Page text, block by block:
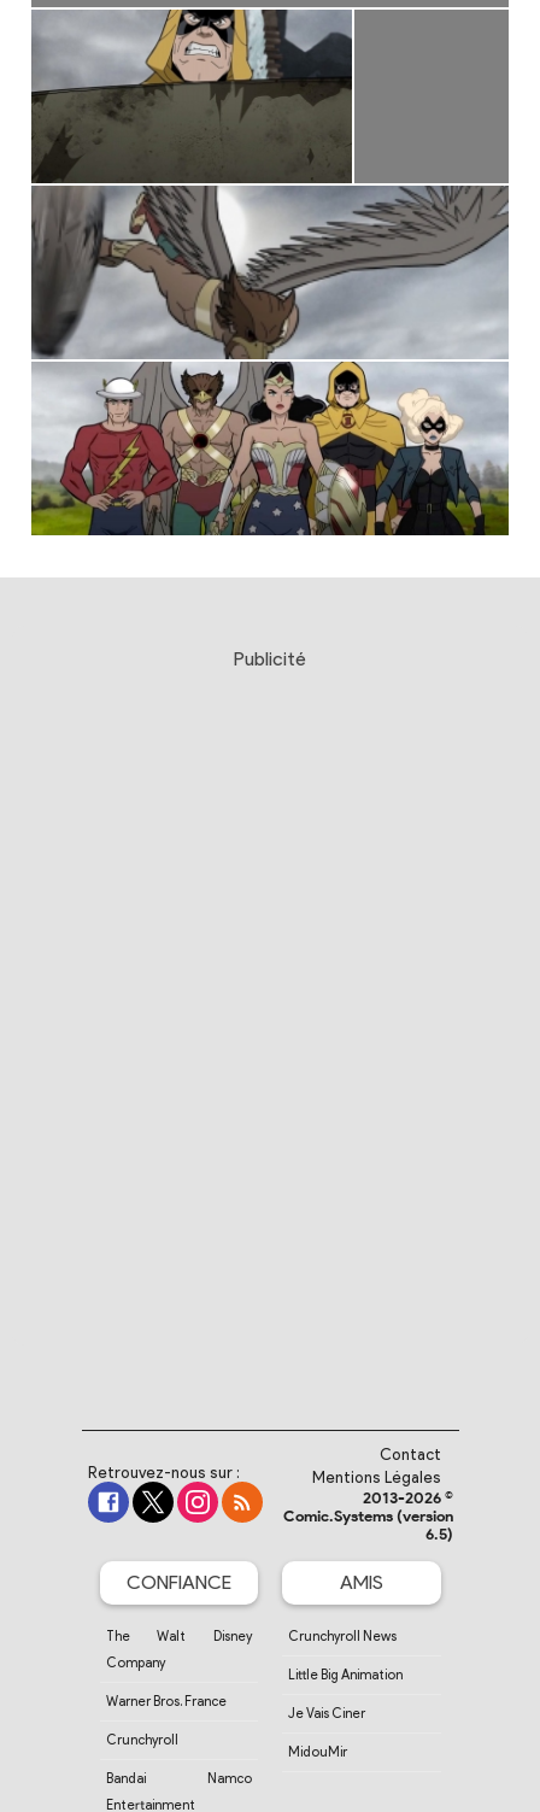
Publicité
Retrouvez-nous sur :
Contact
Mentions Légales
2013-2026 ©
Comic.Systems (version
6.5)
CONFIANCE
The Walt Disney
Company
Warner Bros. France
Crunchyroll
Bandai Namco
Entertainment
AMIS
Crunchyroll News
Little Big Animation
Je Vais Ciner
MidouMir